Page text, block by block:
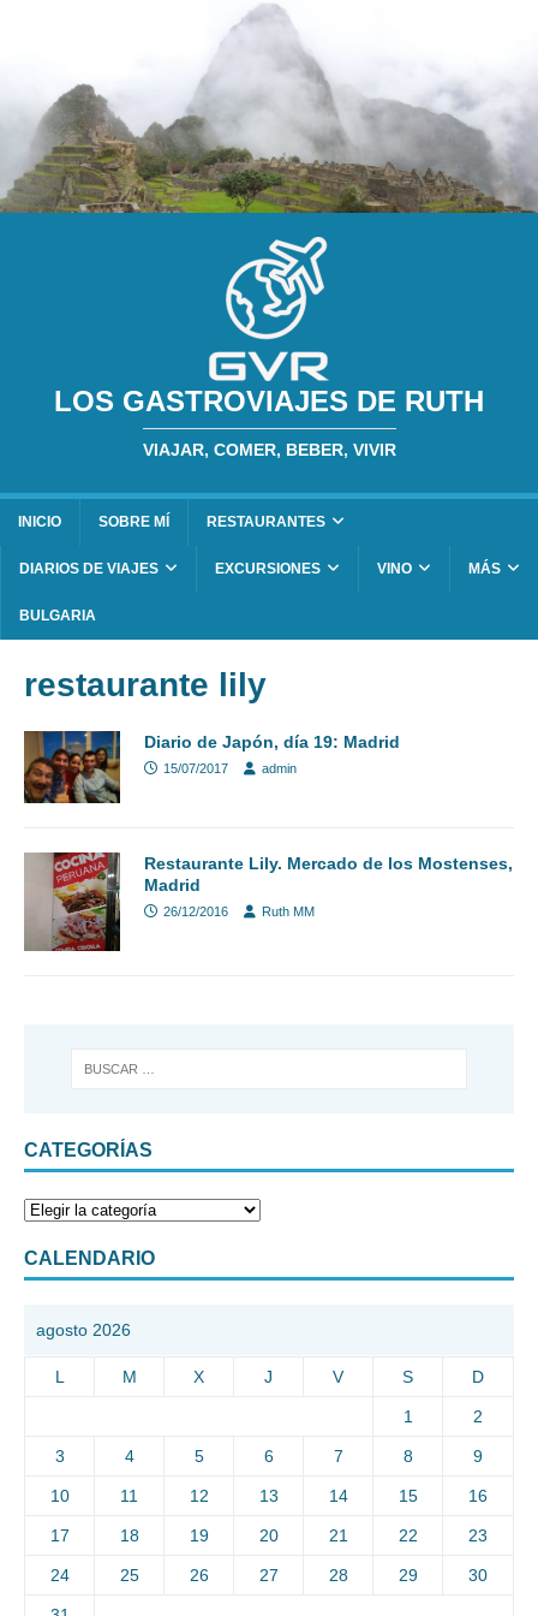
LOS GASTROVIAJES DE RUTH
VIAJAR, COMER, BEBER, VIVIR
INICIO SOBRE MÍ RESTAURANTES
DIARIOS DE VIAJES EXCURSIONES VINO MÁS
BULGARIA
restaurante lily
Diario de Japón, día 19: Madrid
15/07/2017 admin
Restaurante Lily. Mercado de los Mostenses,
Madrid
26/12/2016 Ruth MM
CATEGORÍAS
CALENDARIO
agosto 2026
L M X J V S D
1 2
3 4 5 6 7 8 9
10 11 12 13 14 15 16
17 18 19 20 21 22 23
24 25 26 27 28 29 30